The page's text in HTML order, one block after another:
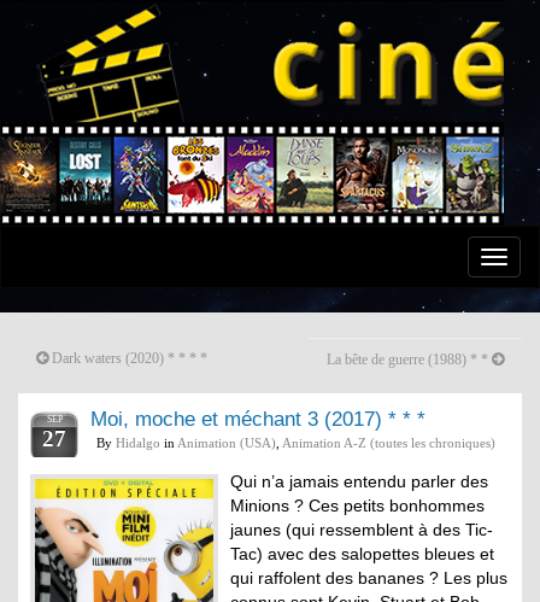
Toggle
Dark waters (2020) * * * * La bête de guerre (1988) * *
SEP
27
Moi, moche et méchant 3 (2017) * * *
By Hidalgo in Animation (USA) Animation A-Z (toutes les chroniques)
Qui n’a jamais entendu parler des
Minions ? Ces petits bonhommes
jaunes (qui ressemblent à des Tic-
Tac) avec des salopettes bleues et
qui raffolent des bananes ? Les plus